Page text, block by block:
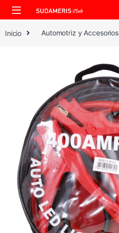
Skip to navigation
Skip to content
Inicio Automotriz y Accesorios